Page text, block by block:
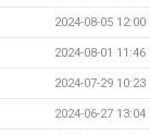
2024-08-05 12:00
2024-08-01 11:46
2024-07-29 10:23
2024-06-27 13:04